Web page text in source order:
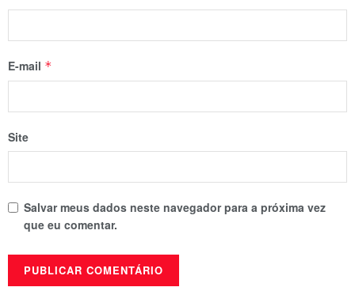
E-mail *
Site
Salvar meus dados neste navegador para a próxima vez
que eu comentar.